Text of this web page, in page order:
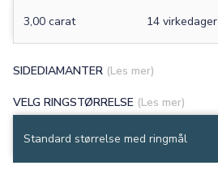
3,00 carat 14 virkedager
SIDEDIAMANTER (Les mer)
VELG RINGSTØRRELSE (Les mer)